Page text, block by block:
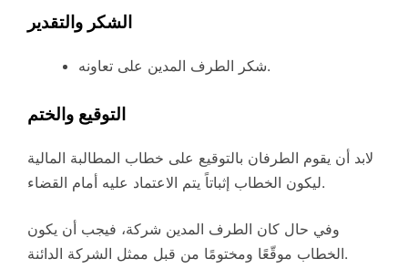
الشكر والتقدير
شكر الطرف المدين على تعاونه.
التوقيع والختم
لابد أن يقوم الطرفان بالتوقيع على خطاب المطالبة المالية
ليكون الخطاب إثباتاً يتم الاعتماد عليه أمام القضاء.
وفي حال كان الطرف المدين شركة، فيجب أن يكون
الخطاب موقّعًا ومختومًا من قبل ممثل الشركة الدائنة.